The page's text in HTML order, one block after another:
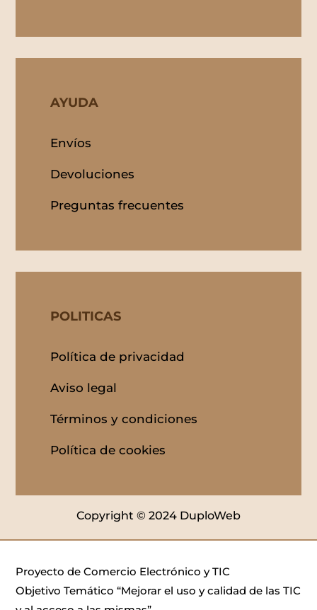
AYUDA
Envíos
Devoluciones
Preguntas frecuentes
POLITICAS
Política de privacidad
Aviso legal
Términos y condiciones
Política de cookies
Copyright © 2024 DuploWeb
Proyecto de Comercio Electrónico y TIC
Objetivo Temático “Mejorar el uso y calidad de las TIC